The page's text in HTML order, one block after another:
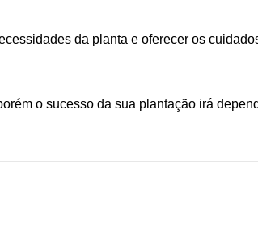
da planta e oferecer os
o sucesso da sua plantação irá